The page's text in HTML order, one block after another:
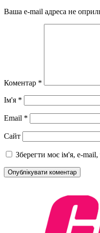
Ваша e-mail адреса не
Коментар *
Ім'я *
Email *
Сайт
Зберегти моє ім'я, e-